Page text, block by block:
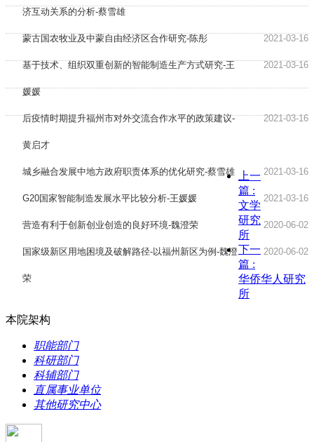
济互动关系的分析-蔡雪雄
蒙古国农牧业及中蒙自由经济区合作研究-陈彤 2021-03-16
基于技术、组织双重创新的智能制造生产方式研究-王
媛媛
2021-03-16
后疫情时期提升福州市对外交流合作水平的政策建议-
黄启才
2021-03-16
城乡融合发展中地方政府职责体系的优化研究-蔡雪雄 2021-03-16
G20国家智能制造发展水平比较分析-王媛媛 2021-03-16
营造有利于创新创业创造的良好环境-魏澄荣 2020-06-02
国家级新区用地困境及破解路径-以福州新区为例-魏澄
荣
2020-06-02
上一
篇 :
文学
研究
所
下一
篇 :
华侨华人研究
所
本院架构
职能部门
科研部门
科辅部门
直属事业单位
其他研究中心